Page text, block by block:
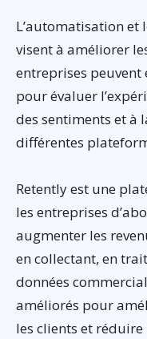
L’automatisation et
visent à améliorer
entreprises
pour évaluer
des sentiments et à
différentes
Retently est une
les entreprises
augmenter les
en collectant, en
données
améliorés pour
les clients et